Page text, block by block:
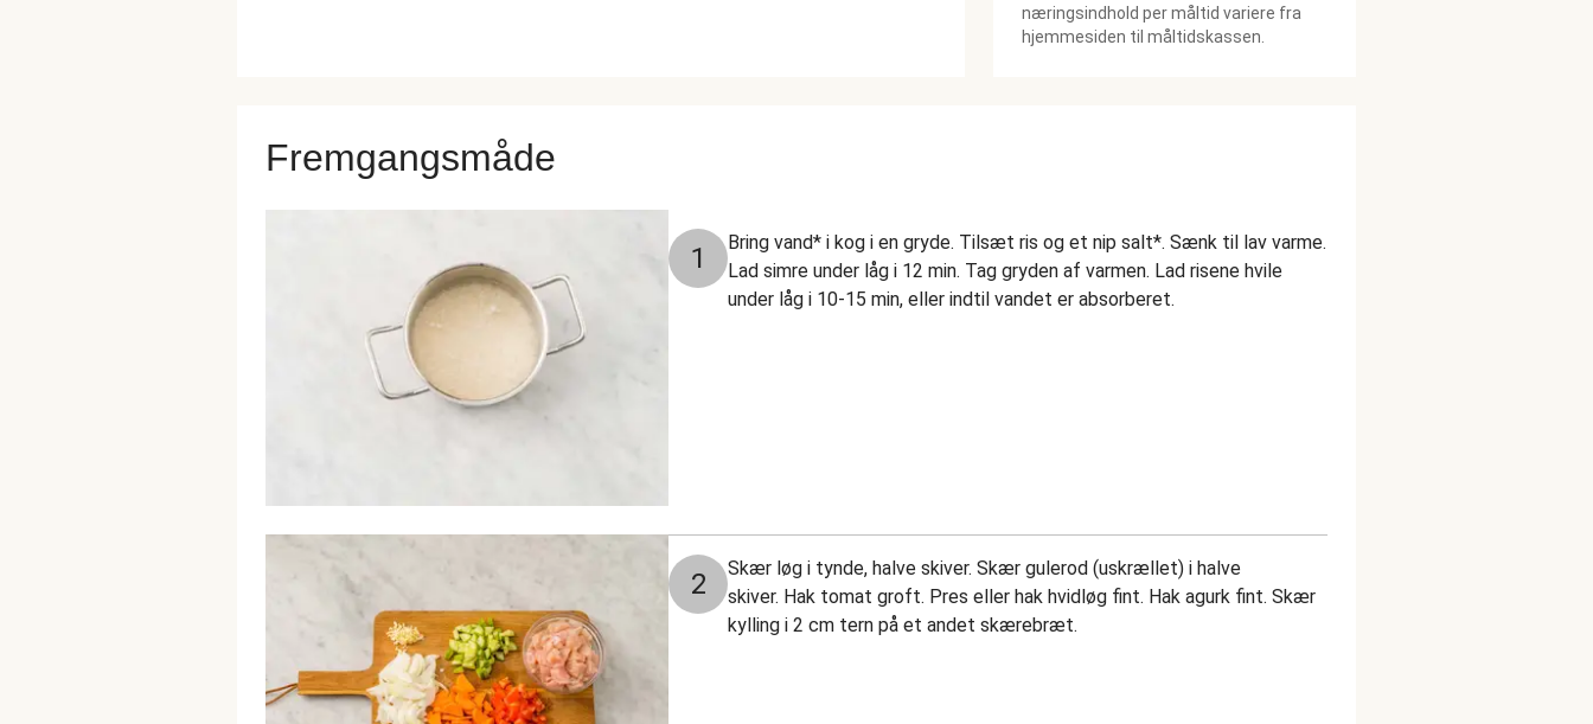
næringsindhold per måltid variere fra
hjemmesiden til måltidskassen.
Fremgangsmåde
1
Bring vand* i kog i en gryde. Tilsæt ris og et nip salt*. Sænk til lav varme.
Lad simre under låg i 12 min. Tag gryden af varmen. Lad risene hvile
under låg i 10-15 min, eller indtil vandet er absorberet.
2
Skær løg i tynde, halve skiver. Skær gulerod (uskrællet) i halve
skiver. Hak tomat groft. Pres eller hak hvidløg fint. Hak agurk fint. Skær
kylling i 2 cm tern på et andet skærebræt.